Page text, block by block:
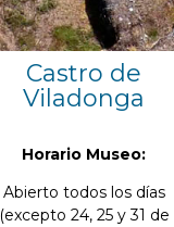
Castro de
Viladonga
Horario Museo:
Abierto todos los días
(excepto 24, 25 y 31 de